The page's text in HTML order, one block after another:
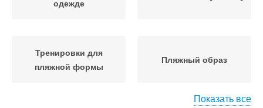
одежде
Тренировки для
пляжной формы
Пляжный образ
Показать все